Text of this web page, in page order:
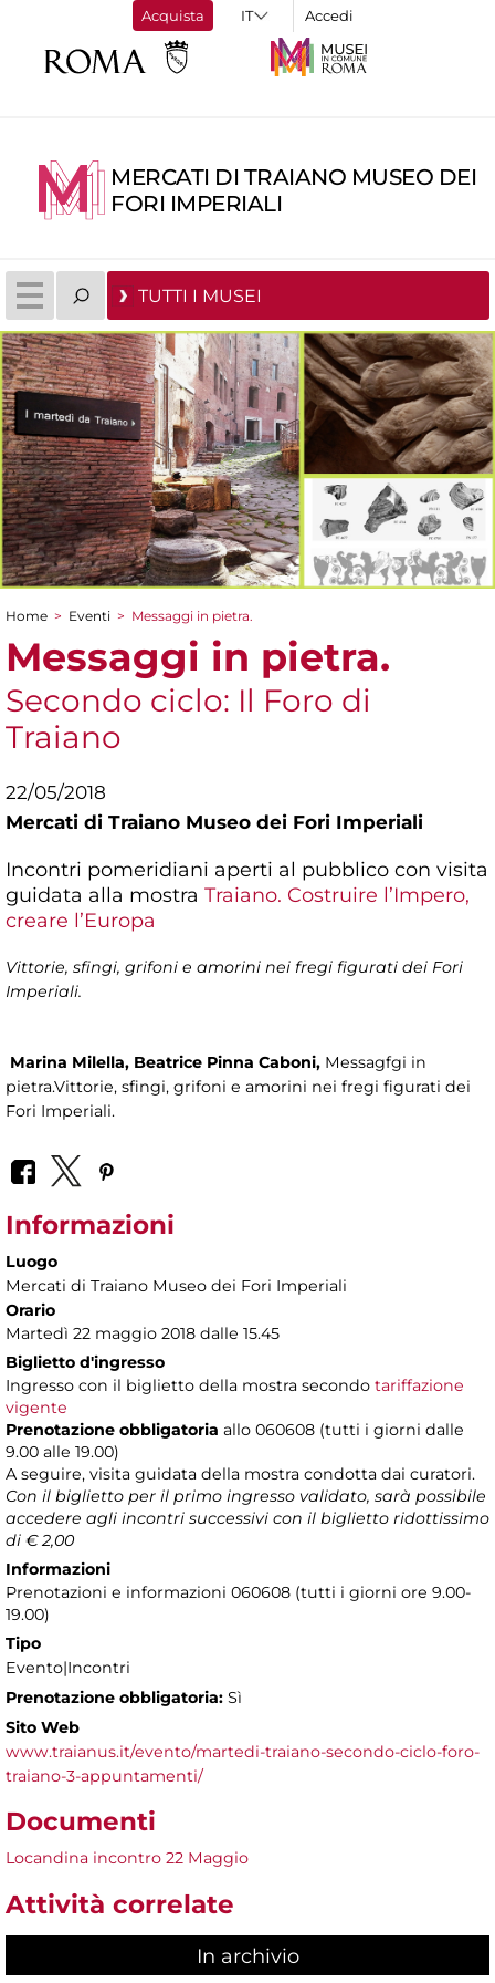
Acquista Accedi
MERCATI DI TRAIANO MUSEO DEI
FORI IMPERIALI
TUTTI I MUSEI
Tu sei qui
Home > Eventi > Messaggi in pietra.
Messaggi in pietra.
Secondo ciclo: Il Foro di
Traiano
22/05/2018
Mercati di Traiano Museo dei Fori Imperiali
Incontri pomeridiani aperti al pubblico con visita
guidata alla mostra Traiano. Costruire l’Impero,
creare l’Europa
Vittorie, sfingi, grifoni e amorini nei fregi figurati dei Fori
Imperiali.
Marina Milella, Beatrice Pinna Caboni, Messagfgi in
pietra.Vittorie, sfingi, grifoni e amorini nei fregi figurati dei
Fori Imperiali.
Informazioni
Luogo
Mercati di Traiano Museo dei Fori Imperiali
Orario
Martedì 22 maggio 2018 dalle 15.45
Biglietto d'ingresso
Ingresso con il biglietto della mostra secondo tariffazione
vigente
Prenotazione obbligatoria allo 060608 (tutti i giorni dalle
9.00 alle 19.00)
A seguire, visita guidata della mostra condotta dai curatori.
Con il biglietto per il primo ingresso validato, sarà possibile
accedere agli incontri successivi con il biglietto ridottissimo
di € 2,00
Informazioni
Prenotazioni e informazioni 060608 (tutti i giorni ore 9.00-
19.00)
Tipo
Evento|Incontri
Prenotazione obbligatoria: Sì
Sito Web
www.traianus.it/evento/martedi-traiano-secondo-ciclo-foro-
traiano-3-appuntamenti/
Documenti
Locandina incontro 22 Maggio
Attività correlate
In archivio